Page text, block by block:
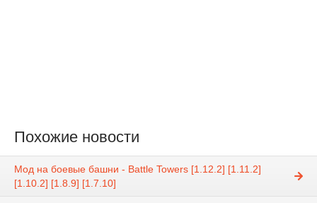
Похожие новости
Мод на боевые башни - Battle Towers [1.12.2] [1.11.2]
[1.10.2] [1.8.9] [1.7.10]